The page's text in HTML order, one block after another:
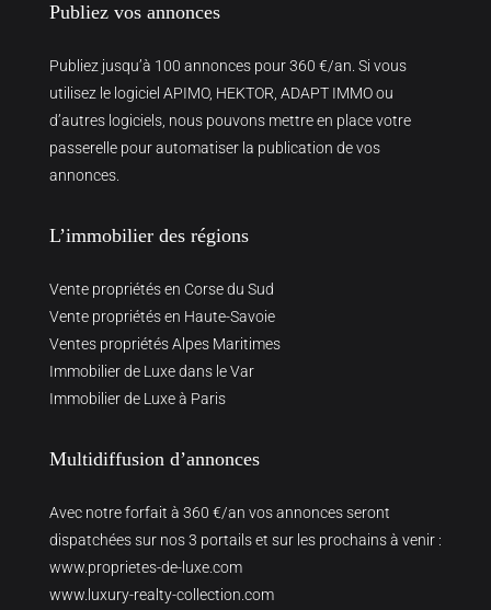
Publiez vos annonces
Publiez jusqu’à 100 annonces pour 360 €/an. Si vous
utilisez le logiciel APIMO, HEKTOR, ADAPT IMMO ou
d’autres logiciels, nous pouvons mettre en place votre
passerelle pour automatiser la publication de vos
annonces.
L’immobilier des régions
Vente propriétés en Corse du Sud
Vente propriétés en Haute-Savoie
Ventes propriétés Alpes Maritimes
Immobilier de Luxe dans le Var
Immobilier de Luxe à Paris
Multidiffusion d’annonces
Avec notre forfait à 360 €/an vos annonces seront
dispatchées sur nos 3 portails et sur les prochains à venir :
www.proprietes-de-luxe.com
www.luxury-realty-collection.com